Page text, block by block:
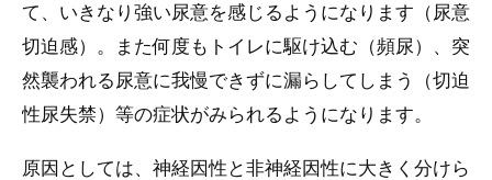
て、いきなり強い尿意を感じるようになります（尿意
切迫感）。また何度もトイレに駆け込む（頻尿）、突
然襲われる尿意に我慢できずに漏らしてしまう（切迫
性尿失禁）等の症状がみられるようになります。
原因としては、神経因性と非神経因性に大きく分けら